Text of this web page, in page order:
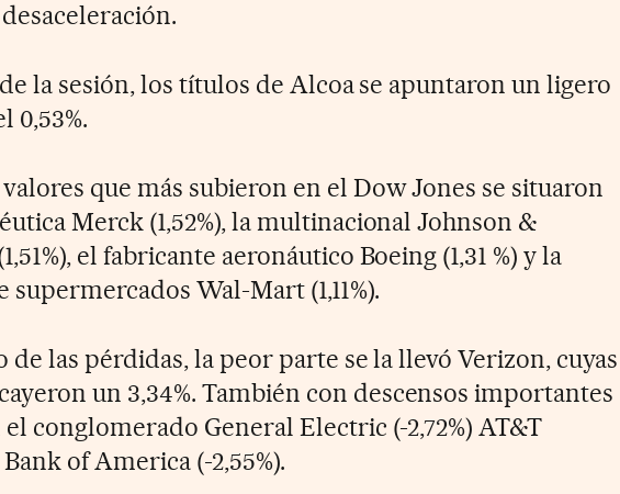
la sesión, los títulos de Alcoa se apuntaron un ligero
0,53%.
que más subieron en el Dow Jones se situaron
Merck (1,52%), la multinacional Johnson &
el fabricante aeronáutico Boeing (1,31 %) y la
supermercados Wal-Mart (1,11%).
de las pérdidas, la peor parte se la llevó Verizon, cuyas
un 3,34%. También con descensos importantes
conglomerado General Electric (-2,72%) AT&T
Bank of America (-2,55%).